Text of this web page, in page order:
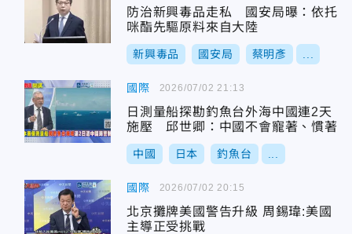
防治新興毒品走私 國安局曝：依托
咪酯先驅原料來自大陸
新興毒品 國安局 蔡明彥
國際
日測量船探勘釣魚台外海中國連2天
施壓 邱世卿：中國不會寵著、慣著
中國 日本 釣魚台
2026/07/02 21:13
國際
北京攤牌美國警告升級 周錫瑋:美國
主導正受挑戰
2026/07/02 20:15